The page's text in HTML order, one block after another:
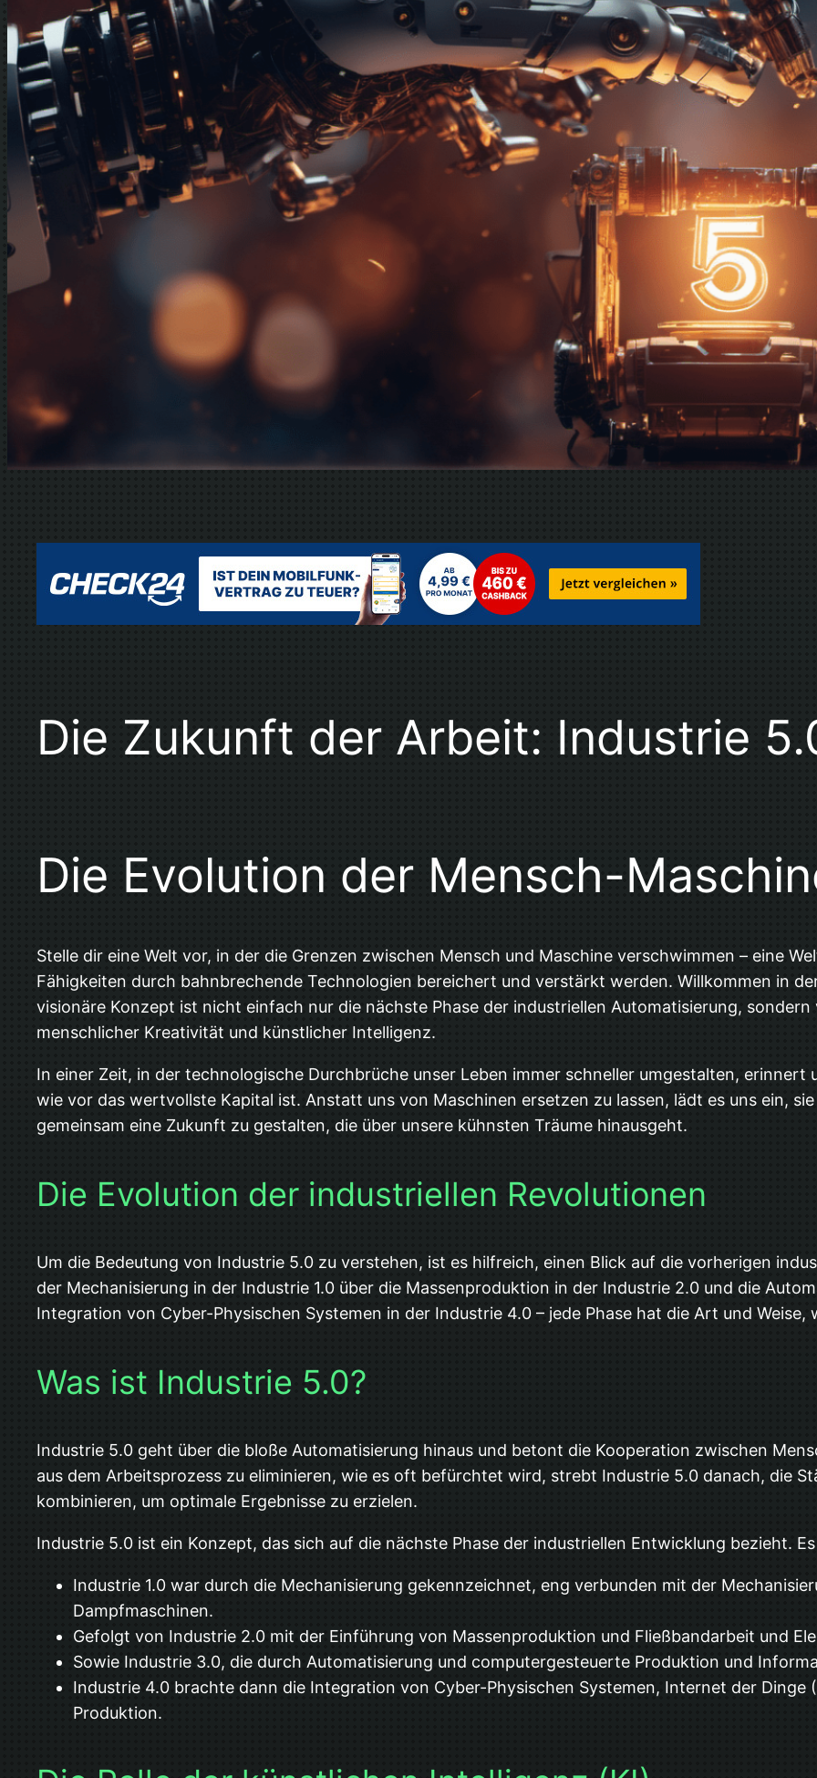
Die Zukunft der Arbeit: Industrie
Die Evolution der Mensch-
Stelle dir eine Welt vor, in der die Grenzen zwischen Mensch und Maschine verschwimmen – eine
Fähigkeiten durch bahnbrechende Technologien bereichert und verstärkt werden. Willkommen in
visionäre Konzept ist nicht einfach nur die nächste Phase der industriellen Automatisierung,
menschlicher Kreativität und künstlicher Intelligenz.
In einer Zeit, in der technologische Durchbrüche unser Leben immer schneller umgestalten, erinnert
wie vor das wertvollste Kapital ist. Anstatt uns von Maschinen ersetzen zu lassen, lädt es uns ein,
gemeinsam eine Zukunft zu gestalten, die über unsere kühnsten Träume hinausgeht.
Die Evolution der industriellen Revolutionen
Um die Bedeutung von Industrie 5.0 zu verstehen, ist es hilfreich, einen Blick auf die vorherigen
der Mechanisierung in der Industrie 1.0 über die Massenproduktion in der Industrie 2.0 und die
Integration von Cyber-Physischen Systemen in der Industrie 4.0 – jede Phase hat die Art und
Was ist Industrie 5.0?
Industrie 5.0 geht über die bloße Automatisierung hinaus und betont die Kooperation zwischen
aus dem Arbeitsprozess zu eliminieren, wie es oft befürchtet wird, strebt Industrie 5.0 danach, die
kombinieren, um optimale Ergebnisse zu erzielen.
Industrie 5.0 ist ein Konzept, das sich auf die nächste Phase der industriellen Entwicklung bezieht.
Industrie 1.0 war durch die Mechanisierung gekennzeichnet, eng verbunden mit der
Dampfmaschinen.
Gefolgt von Industrie 2.0 mit der Einführung von Massenproduktion und Fließbandarbeit und
Sowie Industrie 3.0, die durch Automatisierung und computergesteuerte Produktion und
Industrie 4.0 brachte dann die Integration von Cyber-Physischen Systemen, Internet der
Produktion.